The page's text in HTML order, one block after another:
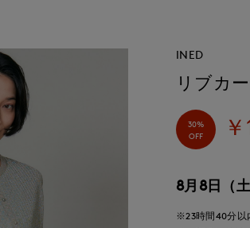
INED
リブカ
30%
OFF
8月8日（土
※23時間40分以